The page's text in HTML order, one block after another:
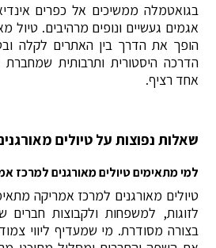
בגואטמלה ממשיכים אל כפרים
אגמים געשיים ונופים מרהיבים. טיול
הופך את הדרך בין האתרים לקלה
הדרכה היסטורית ותרבותית
אחד רציף.
שאלות נפוצות על טיולים
למי מתאימים טיולים מאורגנים למרכז
טיולים מאורגנים למרכז אמריקה
לזוגות, למשפחות ולקבוצות חברים
בצורה מסודרת. מי שמעדיף ליווי